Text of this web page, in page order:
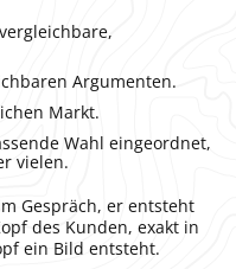
Argumenten.
Markt.
Wahl eingeordnet,
vielen.
Gespräch, er entsteht
des Kunden, exakt in
ein Bild entsteht.